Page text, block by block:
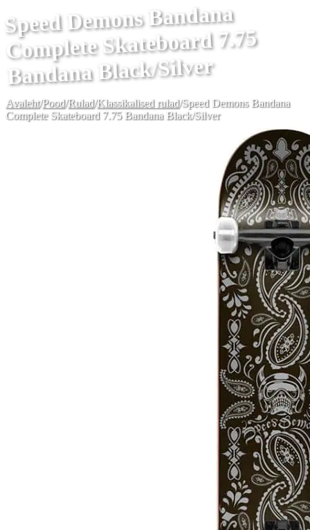
Speed Demons Bandana
Complete Skateboard 7.75
Bandana Black/Silver
Avaleht/Pood/Rulad/Klassikalised rulad/Speed Demons Bandana
Complete Skateboard 7.75 Bandana Black/Silver